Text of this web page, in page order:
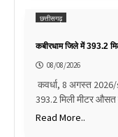
छत्तीसगढ़
कबीरधाम जिले में 393.2
08/08/2026
कवर्धा, 8 अगस्त
393.2 मिली मीटर औसत
Read More..